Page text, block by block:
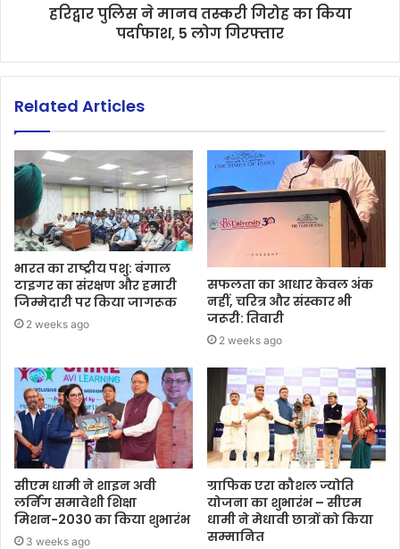
हरिद्वार पुलिस ने मानव तस्करी गिरोह का किया
पर्दाफाश, 5 लोग गिरफ्तार
Related Articles
भारत का राष्ट्रीय पशु: बंगाल
टाइगर का संरक्षण और हमारी
जिम्मेदारी पर किया जागरूक
2 weeks ago
सफलता का आधार केवल अंक
नहीं, चरित्र और संस्कार भी
जरूरी: तिवारी
2 weeks ago
सीएम धामी ने शाइन अवी
लर्निंग समावेशी शिक्षा
मिशन-2030 का किया शुभारंभ
3 weeks ago
ग्राफिक एरा कौशल ज्योति
योजना का शुभारंभ – सीएम
धामी ने मेधावी छात्रों को किया
सम्मानित